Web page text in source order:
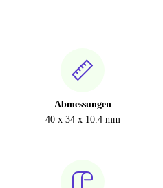
Abmessungen
40 x 34 x 10.4 mm